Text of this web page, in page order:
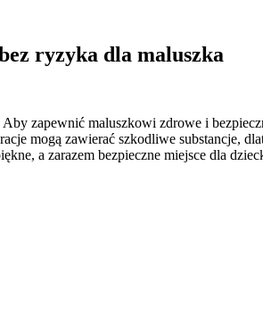
ryzyka dla maluszka
zapewnić maluszkowi zdrowe i
mogą zawierać szkodliwe substancje,
a zarazem bezpieczne miejsce dla